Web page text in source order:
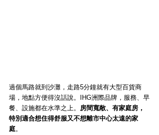
過個馬路就到沙灘，走路5分鐘就有大型百貨商
場，地點方便得沒話說。IHG洲際品牌，服務、早
餐、設施都在水準之上。 房間寬敞、有家庭房，
特別適合想住得舒服又不想離市中心太遠的家
庭。